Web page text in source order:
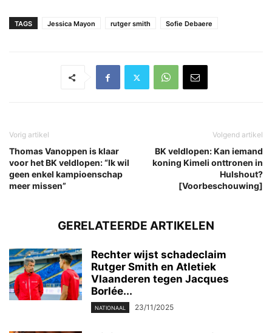
TAGS Jessica Mayon rutger smith Sofie Debaere
Vorig artikel
Thomas Vanoppen is klaar
voor het BK veldlopen: “Ik wil
geen enkel kampioenschap
meer missen”
Volgend artikel
BK veldlopen: Kan iemand
koning Kimeli onttronen in
Hulshout?
[Voorbeschouwing]
GERELATEERDE ARTIKELEN
Rechter wijst schadeclaim
Rutger Smith en Atletiek
Vlaanderen tegen Jacques
Borlée...
NATIONAAL 23/11/2025